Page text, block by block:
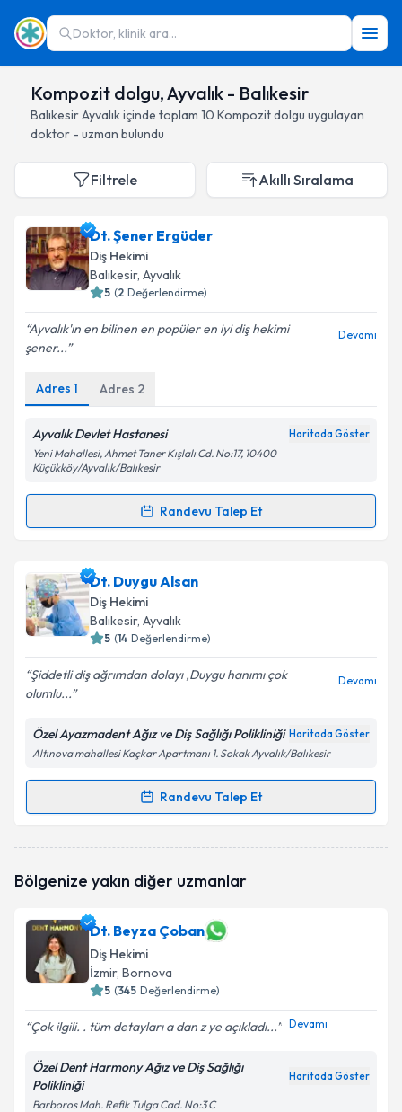
Doktor, klinik ara...
Kompozit dolgu, Ayvalık - Balıkesir
BalıkesirAyvalıkiçinde toplam 10 Kompozit dolgu uygulayan
doktor - uzman bulundu
Filtrele Akıllı Sıralama
Dt. Şener Ergüder
Diş Hekimi
Balıkesir, Ayvalık
5 (2 Değerlendirme)
Ayvalık'ın en bilinen en popüler en iyi diş hekimi
şener...
Devamı
Adres 1 Adres 2
Ayvalık Devlet Hastanesi Haritada Göster
Yeni Mahallesi, Ahmet Taner Kışlalı Cd. No:17, 10400
Küçükköy/Ayvalık/Balıkesir
Randevu Talep Et
Randevu Takvimi Talebi
Dt. Şener Ergüderiçin randevu takvimi talebi
oluşturun. Size bu uzmandan randevu almanız için bir
takvim hazırlandığında e-posta ile bilgilendireceğiz.
Kişisel verilerimin işlenmesine ilişkin Aydınlatma
Metni'ni okudum ve kişisel verilerimin belirtilen
kapsamda işlenmesini kabul ediyorum.
Dt. Duygu Alsan
Diş Hekimi
Balıkesir, Ayvalık
5 (14 Değerlendirme)
Şiddetli diş ağrımdan dolayı ,Duygu hanımı çok
olumlu...
Devamı
Özel Ayazmadent Ağız ve Diş Sağlığı Polikliniği Haritada Göster
Altınova mahallesi Kaçkar Apartmanı 1. Sokak Ayvalık/Balıkesir
Randevu Talep Et
Randevu Takvimi Talebi
Size bu uzmandan randevu almanız için bir takvim
E-posta Adresiniz
Kişisel verilerimin işlenmesine ilişkin Aydınlatma
kapsamda işlenmesini kabul ediyorum.
Bölgenize yakın diğer uzmanlar
Dt. Beyza Çoban
Diş Hekimi
İzmir, Bornova
5 (345 Değerlendirme)
Çok ilgili. . tüm detayları a dan z ye açıkladı... Devamı
Özel Dent Harmony Ağız ve Diş Sağlığı
Polikliniği
Haritada Göster
Barboros Mah. Refik Tulga Cad. No:3 C